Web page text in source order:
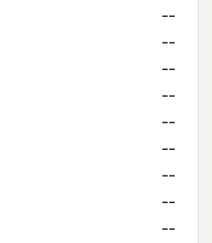
--
--
--
--
--
--
--
--
--